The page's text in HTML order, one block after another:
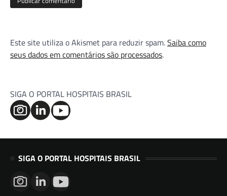
Este site utiliza o Akismet para reduzir spam.Saiba como
seus dados em comentários são processados.
SIGA O PORTAL HOSPITAIS BRASIL
SIGA O PORTAL HOSPITAIS BRASIL